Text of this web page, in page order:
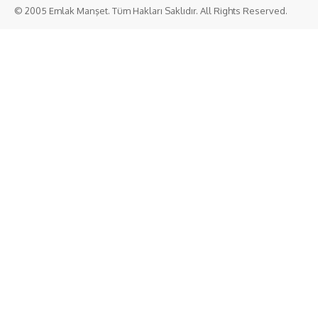
© 2005 Emlak Manşet. Tüm Hakları Saklıdır. All Rights Reserved.